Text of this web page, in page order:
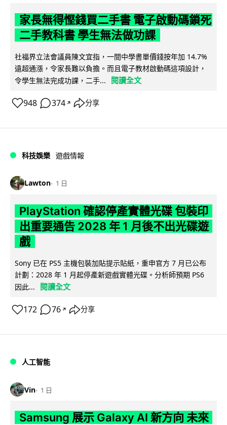
家長無得慳錢買二手書 電子啟動碼鎖死
二手教科書 學生無法做功課
社福界立法會議員陳文宜指，一間中學書單價錢按年加 14.7%
遠超通漲，令家長難以負擔。而且電子教材啟動碼這項設計，
令學生無法完成功課，二手...
閱讀全文
948 374 ↗ 分享
科技娛樂 遊戲情報
Lawton 1 日
PlayStation 確認停產實體光碟 包裝印
出重要通告 2028 年 1 月後不出光碟遊
戲
Sony 已在 PS5 主機包裝加貼提示貼紙，重申官方 7 月已公布
計劃：2028 年 1 月起停產新遊戲實體光碟。分析師預期 PS6
因此...
閱讀全文
172 76 ↗ 分享
人工智能
Vin 1 日
Samsung 展示 Galaxy AI 新方向 未來